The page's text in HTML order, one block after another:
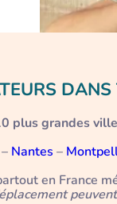
plus grandes
– Nantes –
en France